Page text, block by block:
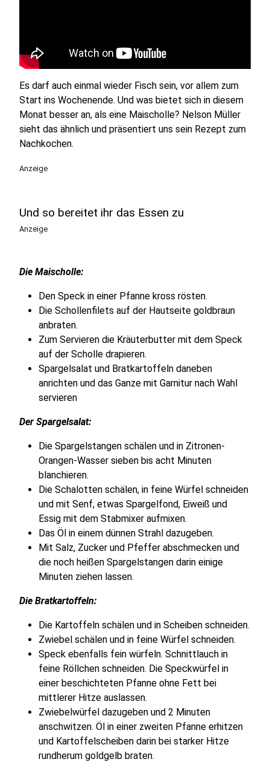
Es darf auch einmal wieder Fisch sein, vor allem zum
Start ins Wochenende. Und was bietet sich in diesem
Monat besser an, als eine Maischolle? Nelson Müller
sieht das ähnlich und präsentiert uns sein Rezept zum
Nachkochen.
Anzeige
Und so bereitet ihr das Essen zu
Anzeige
Die Maischolle:
Den Speck in einer Pfanne kross rösten.
Die Schollenfilets auf der Hautseite goldbraun
anbraten.
Zum Servieren die Kräuterbutter mit dem Speck
auf der Scholle drapieren.
Spargelsalat und Bratkartoffeln daneben
anrichten und das Ganze mit Garnitur nach Wahl
servieren
Der Spargelsalat:
Die Spargelstangen schälen und in Zitronen-
Orangen-Wasser sieben bis acht Minuten
blanchieren.
Die Schalotten schälen, in feine Würfel schneiden
und mit Senf, etwas Spargelfond, Eiweiß und
Essig mit dem Stabmixer aufmixen.
Das Öl in einem dünnen Strahl dazugeben.
Mit Salz, Zucker und Pfeffer abschmecken und
die noch heißen Spargelstangen darin einige
Minuten ziehen lassen.
Die Bratkartoffeln:
Die Kartoffeln schälen und in Scheiben schneiden.
Zwiebel schälen und in feine Würfel schneiden.
Speck ebenfalls fein würfeln. Schnittlauch in
feine Röllchen schneiden. Die Speckwürfel in
einer beschichteten Pfanne ohne Fett bei
mittlerer Hitze auslassen.
Zwiebelwürfel dazugeben und 2 Minuten
anschwitzen. Öl in einer zweiten Pfanne erhitzen
und Kartoffelscheiben darin bei starker Hitze
rundherum goldgelb braten.